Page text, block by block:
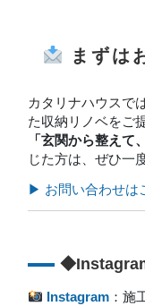
まずは
カタリナハウスで
た収納リノベをご
「玄関から整えて
じた方は、ぜひ一
▶ お問い合わせは
Instagram ：施